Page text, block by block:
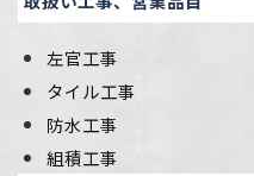
左官工事
タイル工事
防水工事
組積工事